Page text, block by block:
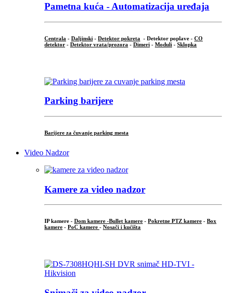
Pametna kuća - Automatizacija uređaja
Centrala - Daljinski - Detektor pokreta - Detektor poplave - CO
detektor - Detektor vrata/prozora - Dimeri - Moduli - Sklopka
Parking barijere
Barijere za čuvanje parking mesta
Video Nadzor
Kamere za video nadzor
IP kamere - Dom kamere -Bullet kamere - Pokretne PTZ kamere - Box
kamere - PoC kamere - Nosači i kućišta